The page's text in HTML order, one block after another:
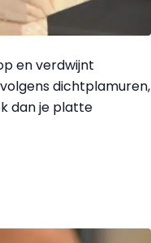
en verdwijnt
dichtplamuren,
dan je platte